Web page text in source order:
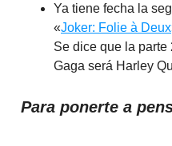
Ya tiene fecha la
«Joker: Folie à Deux
Se dice que la
Gaga será Harley
Para ponerte a